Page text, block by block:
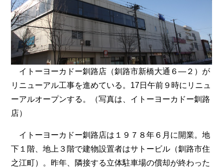
イトーヨーカドー釧路店（釧路市新橋大通６―２）が
リニューアル工事を進めている。17日午前９時にリニュ
ーアルオープンする。（写真は、イトーヨーカドー釧路
店）
イトーヨーカドー釧路店は１９７８年６月に開業。地
下１階、地上３階で建物設置者はサトービル（釧路市住
之江町）。昨年、隣接する立体駐車場の償却が終わった